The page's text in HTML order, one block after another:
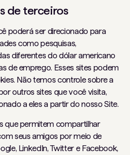
de terceiros
poderá ser direcionado para
como pesquisas,
diferentes do dólar americano
de emprego. Esses sites podem
Não temos controle sobre a
outros sites que você visita,
a eles a partir do nosso Site.
que permitem compartilhar
seus amigos por meio de
LinkedIn, Twitter e Facebook,